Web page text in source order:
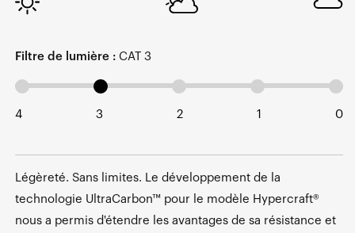
Filtre de lumière : CAT 3
4 3 2 1 0
Légèreté. Sans limites. Le développement de la
technologie UltraCarbon™ pour le modèle Hypercraft®
nous a permis d'étendre les avantages de sa résistance et